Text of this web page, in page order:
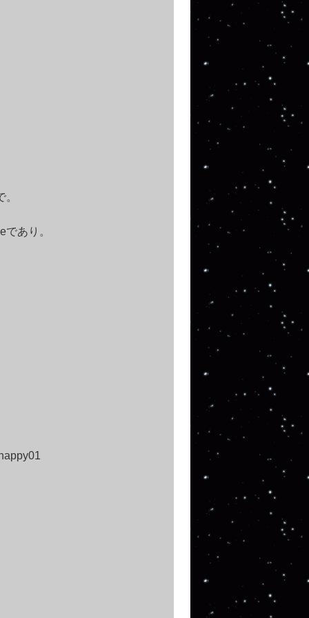
あり。